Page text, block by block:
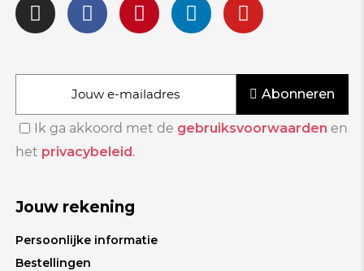
Abonneren
Ik ga akkoord met de gebruiksvoorwaarden en
het privacybeleid.
Jouw rekening
Persoonlijke informatie
Bestellingen